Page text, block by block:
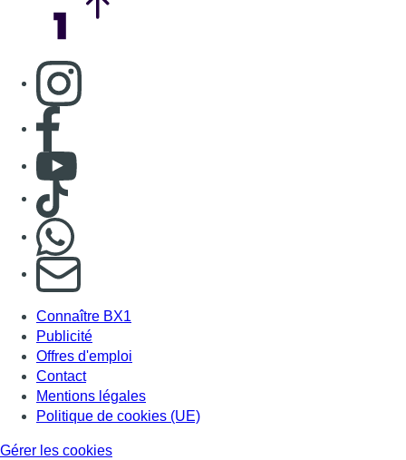
Consulter page Instagram
Consulter page Facebook
Consulter Youtube
Consulter TikTok
S'abonner à notre newsletter
Connaître BX1
Publicité
Offres d'emploi
Contact
Mentions légales
Politique de cookies (UE)
Gérer les cookies